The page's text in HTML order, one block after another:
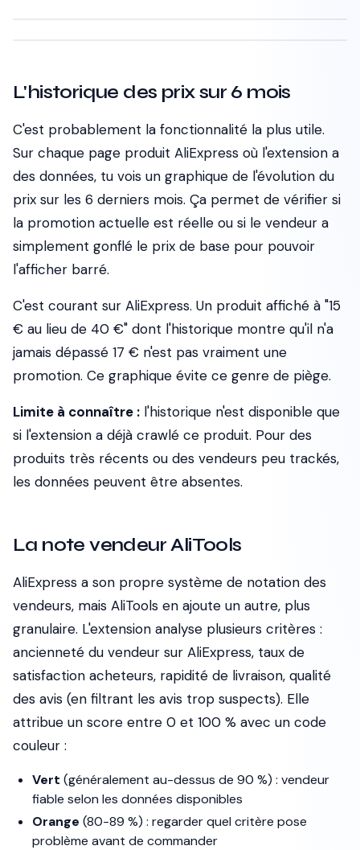
L'historique des prix sur 6 mois
C'est probablement la fonctionnalité la plus utile.
Sur chaque page produit AliExpress où l'extension a
des données, tu vois un graphique de l'évolution du
prix sur les 6 derniers mois. Ça permet de vérifier si
la promotion actuelle est réelle ou si le vendeur a
simplement gonflé le prix de base pour pouvoir
l'afficher barré.
C'est courant sur AliExpress. Un produit affiché à "15
€ au lieu de 40 €" dont l'historique montre qu'il n'a
jamais dépassé 17 € n'est pas vraiment une
promotion. Ce graphique évite ce genre de piège.
Limite à connaître : l'historique n'est disponible que
si l'extension a déjà crawlé ce produit. Pour des
produits très récents ou des vendeurs peu trackés,
les données peuvent être absentes.
La note vendeur AliTools
AliExpress a son propre système de notation des
vendeurs, mais AliTools en ajoute un autre, plus
granulaire. L'extension analyse plusieurs critères :
ancienneté du vendeur sur AliExpress, taux de
satisfaction acheteurs, rapidité de livraison, qualité
des avis (en filtrant les avis trop suspects). Elle
attribue un score entre 0 et 100 % avec un code
couleur :
Vert (généralement au-dessus de 90 %) : vendeur
fiable selon les données disponibles
Orange (80-89 %) : regarder quel critère pose
problème avant de commander